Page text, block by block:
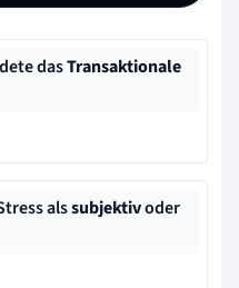
dasTransaktionale
alssubjektivoder